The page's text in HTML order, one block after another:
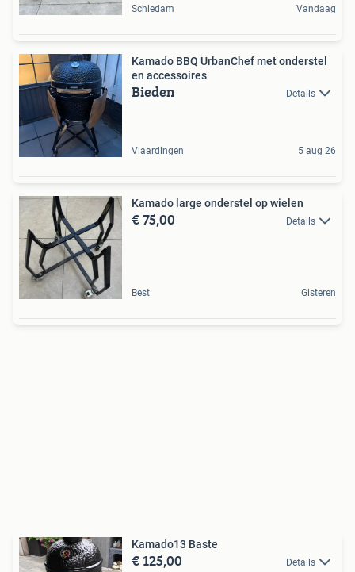
Schiedam Vandaag
Kamado BBQ UrbanChef met onderstel
en accessoires
Bieden Details
Vlaardingen 5 aug 26
Kamado large onderstel op wielen
€ 75,00 Details
Best Gisteren
Kamado13 Baste
€ 125,00 Details